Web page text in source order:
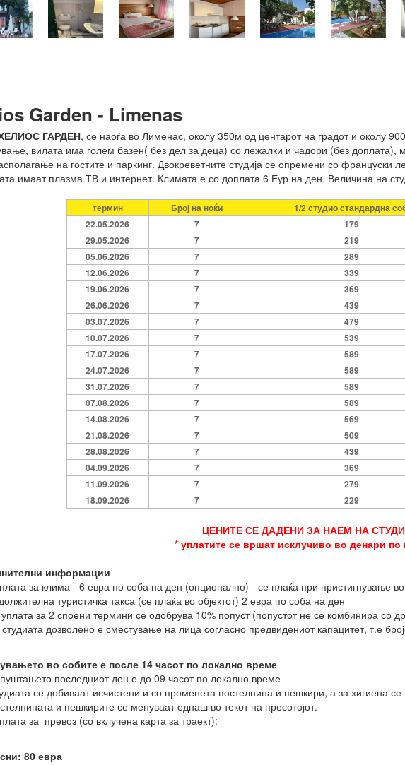
Garden - Limenas
ГАРДЕН, се наоѓа во Лименас, околу 350м од центарот на градот и околу
вилата има голем базен( без дел за деца) со лежалки и чадори (без доплата),
на гостите и паркинг. Двокреветните студија се опремени со француски
имаат плазма ТВ и интернет. Климата е со доплата 6 Еур на ден. Величина на
термин Број на ноќи 1/2 студио стандардна
22.05.2026
7 179
29.05.2026
7 219
05.06.2026
7 289
12.06.2026
7 339
19.06.2026
7 369
26.06.2026
7 439
03.07.2026
7 479
10.07.2026
7 539
17.07.2026
7 589
24.07.2026
7 589
31.07.2026
7 589
07.08.2026
7 589
14.08.2026
7 569
21.08.2026
7 509
28.08.2026
7 439
04.09.2026
7 369
11.09.2026
7 279
18.09.2026
7 229
ЦЕНИТЕ СЕ ДАДЕНИ ЗА НАЕМ НА
* уплатите се вршат исклучиво во денари по
информации
за клима - 6 евра по соба на ден (опционално) - се плаќа при пристигнување во
туристичка такса (се плаќа во објектот) 2 евра по соба на ден
за 2 споени термини се одобрува 10% попуст (попустот не се комбинира со
дозволено е сместување на лица согласно предвидениот капацитет, т.е
во собите е после 14 часот по локално време
последниот ден е до 09 часот по локално време
се добиваат исчистени и со променета постелнина и пешкири, а за хигиена се
и пешкирите се менуваат еднаш во текот на пресотојот.
за превоз (со вклучена карта за траект):
80 евра